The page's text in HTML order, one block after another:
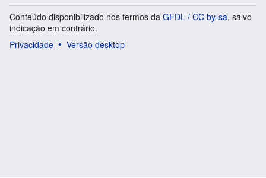
Conteúdo disponibilizado nos termos da GFDL / CC by-sa, salvo
indicação em contrário.
Privacidade
Versão desktop